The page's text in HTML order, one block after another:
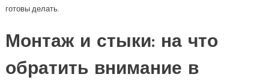
готовы делать.
Монтаж и стыки: на что
обратить внимание в